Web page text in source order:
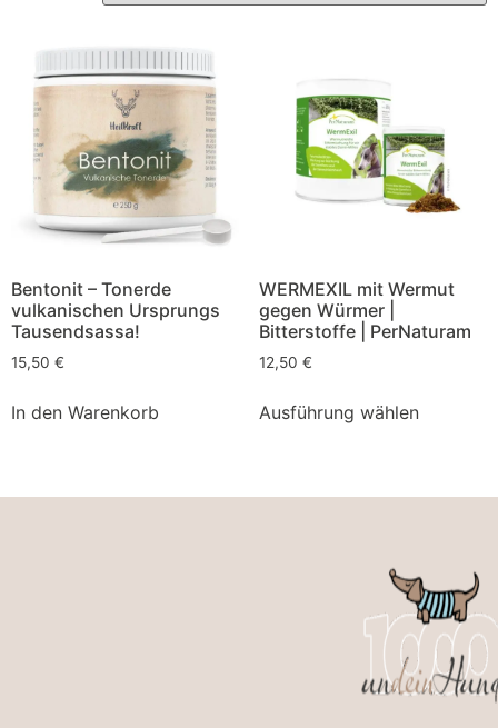
Bentonit – Tonerde
vulkanischen Ursprungs
Tausendsassa!
15,50 €
In den Warenkorb
WERMEXIL mit Wermut
gegen Würmer |
Bitterstoffe | PerNaturam
12,50 €
Ausführung wählen